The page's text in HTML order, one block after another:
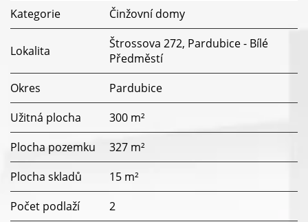
Kategorie Činžovní domy
Lokalita
Štrossova 272, Pardubice - Bílé
Předměstí
Okres
Pardubice
Užitná plocha
300 m²
Plocha pozemku
327 m²
Plocha skladů
15 m²
Počet podlaží
2